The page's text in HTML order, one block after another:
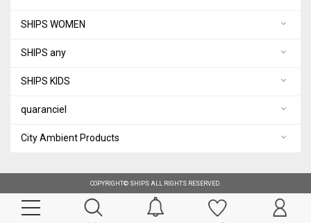
SHIPS WOMEN
SHIPS any
SHIPS KIDS
quaranciel
City Ambient Products
COPYRIGHT© SHIPS ALL RIGHTS RESERVED.